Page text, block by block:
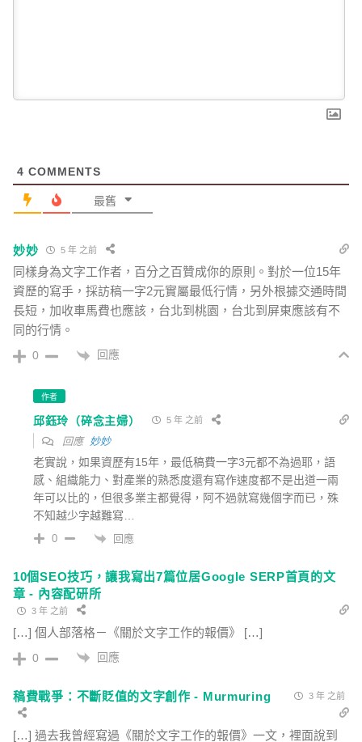
4 COMMENTS
最舊
妙妙 5 年 之前
同樣身為文字工作者，百分之百贊成你的原則。對於一位15年
資歷的寫手，採訪稿一字2元實屬最低行情，另外根據交通時間
長短，加收車馬費也應該，台北到桃園，台北到屏東應該有不
同的行情。
0 回應
作者
邱鈺玲（碎念主婦） 5 年 之前
回應 妙妙
老實說，如果資歷有15年，最低稿費一字3元都不為過耶，語
感、組織能力、對產業的熟悉度還有寫作速度都不是出道一兩
年可以比的，但很多業主都覺得，阿不過就寫幾個字而已，殊
不知越少字越難寫…
0 回應
10個SEO技巧，讓我寫出7篇位居Google SERP首頁的文
章 - 內容配研所
3 年 之前
[…] 個人部落格－《關於文字工作的報價》 […]
0 回應
稿費戰爭：不斷貶值的文字創作 - Murmuring 3 年 之前
[…] 過去我曾經寫過《關於文字工作的報價》一文，裡面說到